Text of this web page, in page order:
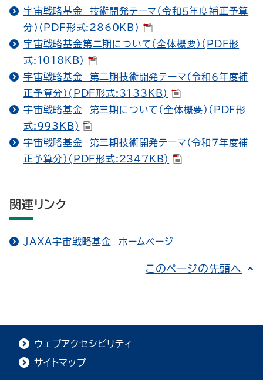
宇宙戦略基金 技術開発テーマ（令和５年度補正予算
分）(PDF形式:2860KB)
宇宙戦略基金第二期について（全体概要）(PDF形
式:1018KB)
宇宙戦略基金 第二期技術開発テーマ（令和６年度補
正予算分）(PDF形式:3133KB)
宇宙戦略基金 第三期について（全体概要）(PDF形
式:993KB)
宇宙戦略基金 第三期技術開発テーマ（令和７年度補
正予算分）(PDF形式:2347KB)
関連リンク
ＪＡＸＡ宇宙戦略基金 ホームページ
このページの先頭へ
ウェブアクセシビリティ
サイトマップ